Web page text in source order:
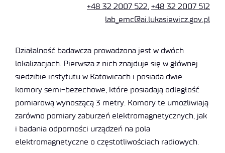
+48 32 2007 522, +48 32 2007 512
lab_emc@ai.lukasiewicz.gov.pl
Działalność badawcza prowadzona jest w dwóch
lokalizacjach. Pierwsza z nich znajduje się w głównej
siedzibie instytutu w Katowicach i posiada dwie
komory semi-bezechowe, które posiadają odległość
pomiarową wynoszącą 3 metry. Komory te umożliwiają
zarówno pomiary zaburzeń elektromagnetycznych, jak
i badania odporności urządzeń na pola
elektromagnetyczne o częstotliwościach radiowych.